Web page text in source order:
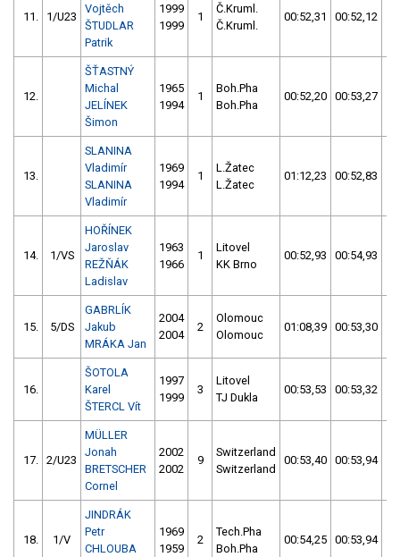
11. 1/U23
Vojtěch
ŠTUDLAR
Patrik
1999
1999
1
Č.Kruml.
Č.Kruml.
00:52,31 00:52,12
12.
ŠŤASTNÝ
Michal
JELÍNEK
Šimon
1965
1994
1
Boh.Pha
Boh.Pha
00:52,20 00:53,27
13.
SLANINA
Vladimír
SLANINA
Vladimír
1969
1994
1
L.Žatec
L.Žatec
01:12,23 00:52,83
14. 1/VS
HOŘÍNEK
Jaroslav
REŽŇÁK
Ladislav
1963
1966
1
Litovel
KK Brno
00:52,93 00:54,93
15. 5/DS
GABRLÍK
Jakub
MRÁKA Jan
2004
2004
2
Olomouc
Olomouc
01:08,39 00:53,30
16.
ŠOTOLA
Karel
ŠTERCL Vít
1997
1999
3
Litovel
TJ Dukla
00:53,53 00:53,32
17. 2/U23
MÜLLER
Jonah
BRETSCHER
Cornel
2002
2002
9
Switzerland
Switzerland
00:53,40 00:53,94
18. 1/V
JINDRÁK
Petr
CHLOUBA
1969
1959
2
Tech.Pha
Boh.Pha
00:54,25 00:53,94